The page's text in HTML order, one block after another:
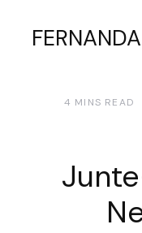
4 MINS READ